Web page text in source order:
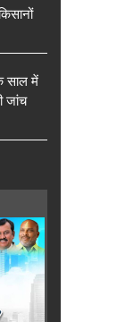
साल में
जांच